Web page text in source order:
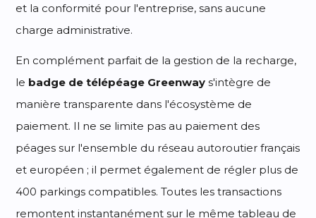
et la conformité pour l'entreprise, sans aucune
charge administrative.
En complément parfait de la gestion de la recharge,
le badge de télépéage Greenway s'intègre de
manière transparente dans l'écosystème de
paiement. Il ne se limite pas au paiement des
péages sur l'ensemble du réseau autoroutier français
et européen ; il permet également de régler plus de
400 parkings compatibles. Toutes les transactions
remontent instantanément sur le même tableau de